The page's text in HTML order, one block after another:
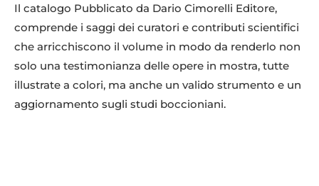
Il catalogo Pubblicato da Dario Cimorelli Editore,
comprende i saggi dei curatori e contributi scientifici
che arricchiscono il volume in modo da renderlo non
solo una testimonianza delle opere in mostra, tutte
illustrate a colori, ma anche un valido strumento e un
aggiornamento sugli studi boccioniani.